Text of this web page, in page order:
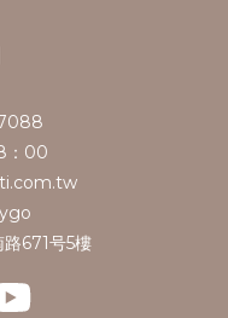
：00
671号5樓